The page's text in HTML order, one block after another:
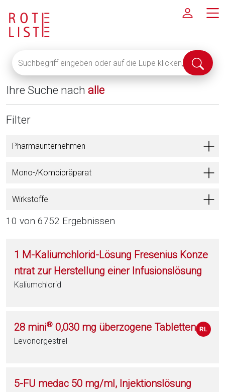
eingeben
oder
auf
die
Lupe
alle
anzuzeigen
Suche
Ihre Suche nach alle
Filter
Pharmaunternehmen
Mono-/Kombipräparat
Wirkstoffe
10 von 6752 Ergebnissen
1 M-Kaliumchlorid-Lösung Fresenius Konze
ntrat zur Herstellung einer Infusionslösung
Kaliumchlorid
28 mini® 0,030 mg überzogene Tabletten
Levonorgestrel
5-FU medac 50 mg/ml, Injektionslösung